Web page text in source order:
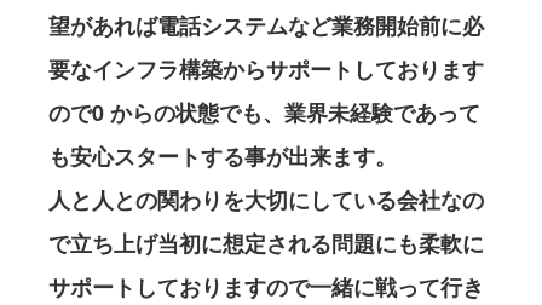
望があれば電話システムなど業務開始前に必
要なインフラ構築からサポートしております
ので0 からの状態でも、業界未経験であって
も安心スタートする事が出来ます。
人と人との関わりを大切にしている会社なの
で立ち上げ当初に想定される問題にも柔軟に
サポートしておりますので一緒に戦って行き